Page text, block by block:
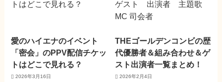
愛のハイエナのイベント
「密会」のPPV配信チケッ
トはどこで見れる？
2026年3月16日
THEゴールデンコンビの歴
代優勝者＆組み合わせ＆ゲ
スト出演者一覧まとめ！
2026年2月4日